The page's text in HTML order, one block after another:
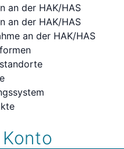
an der HAK/HAS
an der HAK/HAS
an der HAK/HAS